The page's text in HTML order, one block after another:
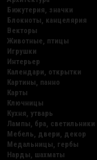
Бижутерия, значки
Блокноты, канцелярия
Векторы
Животные, птицы
Игрушки
Интерьер
Календари, открытки
Картины, панно
Карты
Ключницы
Кухня, утварь
Лампы, бра, светильники
Мебель, двери, декор
Медальницы, гербы
Нарды, шахматы